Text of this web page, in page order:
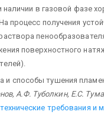
наличии в газовой фазе
процесс получения
поверхностного
и способы тушения
А.Ф. Туболкин, Е.С.
требования и